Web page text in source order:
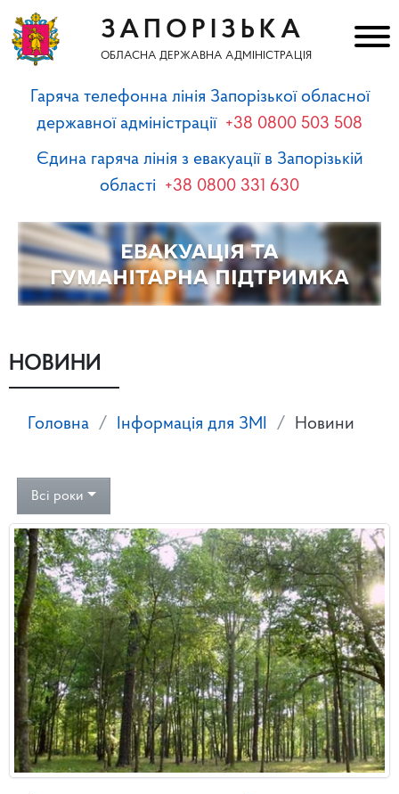
ЗАПОРІЗЬКА
ОБЛАСНА ДЕРЖАВНА АДМІНІСТРАЦІЯ
Гаряча телефонна лінія Запорізької обласної
державної адміністрації +38 0800 503 508
Єдина гаряча лінія з евакуації в Запорізькій
області +38 0800 331 630
НОВИНИ
Головна Інформація для ЗМІ Новини
Всі роки